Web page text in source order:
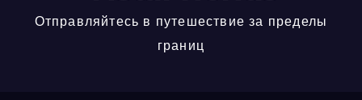
Отправляйтесь в путешествие за пределы
границ